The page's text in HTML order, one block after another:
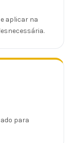
aplicar na
para